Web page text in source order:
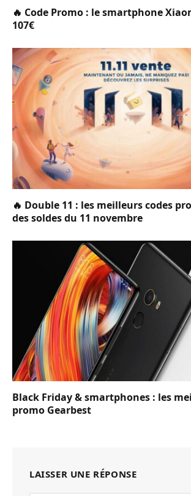
🔥 Code Promo : le smartphone
107€
🔥 Double 11 : les meilleurs codes
des soldes du 11 novembre
Black Friday & smartphones : les
promo Gearbest
LAISSER UNE RÉPONSE